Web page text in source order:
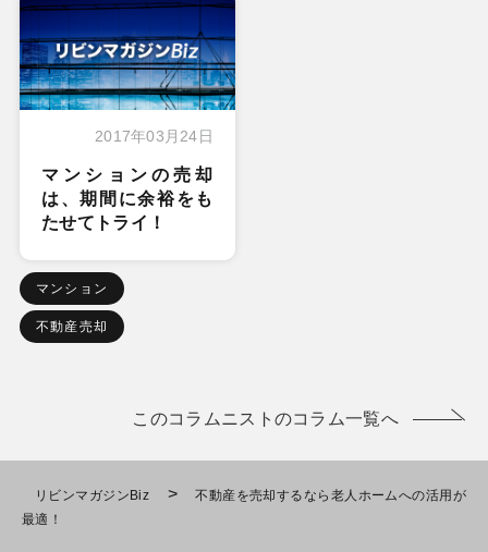
2017年03月24日
マンションの売却
は、期間に余裕をも
たせてトライ！
マンション
不動産売却
このコラムニストのコラム一覧へ
リビンマガジンBiz >
不動産を売却するなら老人ホームへの活用が
最適！